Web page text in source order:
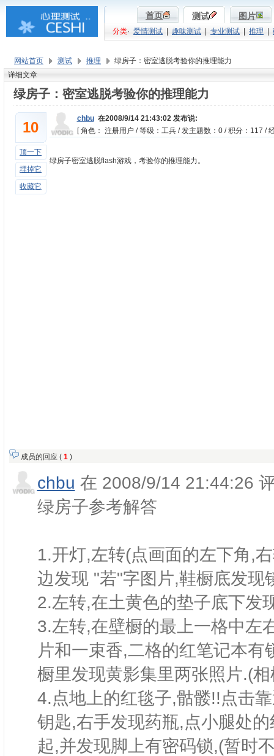
首页 测试 图片
分类· 爱情测试 趣味测试 专业测试 推理
网站首页 测试 推理
绿房子：密室逃脱考验你的推理能力
详细文章
绿房子：密室逃脱考验你的推理能力
10
顶一下
埋掉它
收藏它
chbu 在2008/9/14 21:43:02 发布说:
[ 角色： 注册用户 / 等级：工兵 / 发主题数：0 / 积分：117 /
绿房子密室逃脱flash游戏，考验你的推理能力。
成员的回应 (1 )
chbu 在 2008/9/14 21:44:26
绿房子参考解答
1.开灯,左转(点画面的左下角,
边发现 "若"字图片,鞋橱底发现
2.左转,在土黄色的垫子底下发
3.左转,在壁橱的最上一格中左
片和一束香,二格的红笔记本有
橱里发现黄影集里两张照片.(
4.点地上的红毯子,骷髅!!点击
钥匙,右手发现药瓶,点小腿处
起,并发现脚上有密码锁,(暂时